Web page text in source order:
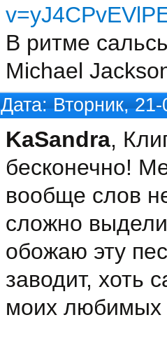
В ритме
Michael
Дата: Вторник,
KaSandra,
бесконечно!
вообще слов
сложно
обожаю эту
заводит, хоть
моих любимых